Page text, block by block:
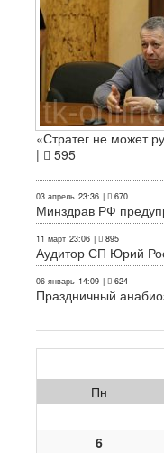
«Стратег не может
|
595
03 апрель 23:36 | 670
Минздрав РФ
11 март 23:06 | 895
Аудитор СП Юрий
06 январь 14:09 | 624
Праздничный
Пн
6